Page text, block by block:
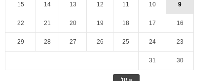
« יול
9
10
11
12
13
14
15
16
17
18
19
20
21
22
23
24
25
26
27
28
29
30
31